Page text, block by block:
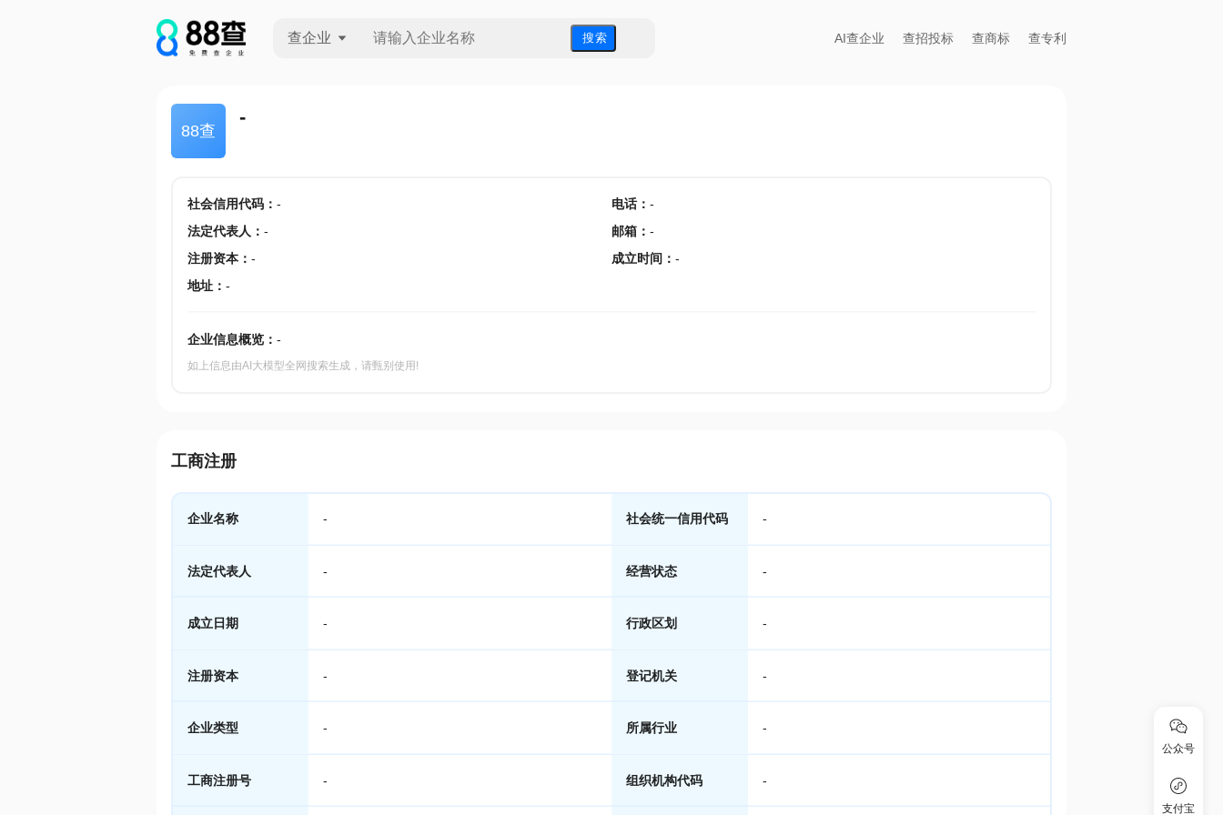
查企业 搜 索 AI查企业 查招投标 查商标 查专利
88查
-
社会信用代码： - 电话： -
法定代表人 ： - 邮箱 ： -
注册资本： - 成立时间 ： -
地址： -
企业信息概览： -
如上信息由AI大模型全网搜索生成，请甄别使用!
工商注册
企业名称 - 社会统一信用代码 -
法定代表人 - 经营状态 -
成立日期 - 行政区划 -
注册资本 - 登记机关 -
企业类型 - 所属行业 -
工商注册号 - 组织机构代码 -
公众号
支付宝